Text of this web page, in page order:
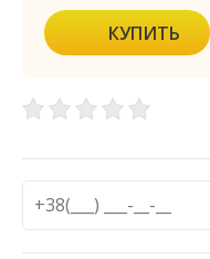
КУПИТЬ